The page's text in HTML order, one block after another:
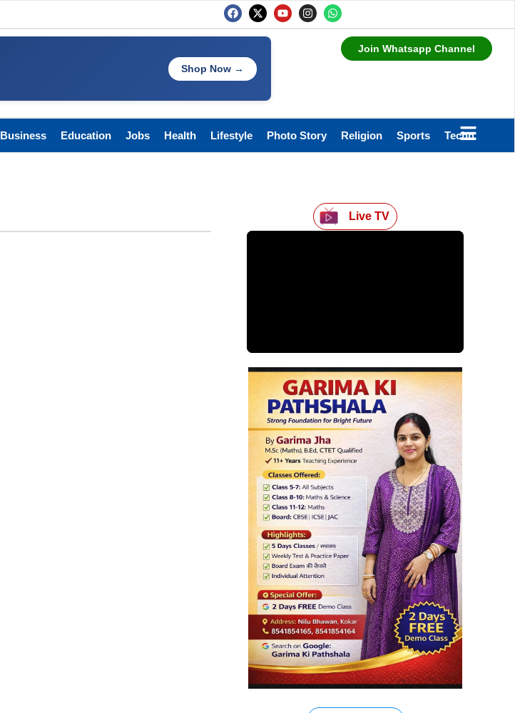
Shop Now →
Join Whatsapp Channel
Business Education Jobs Health Lifestyle Photo Story Religion Sports Technology
Live TV